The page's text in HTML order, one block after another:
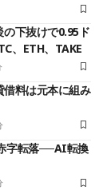
下抜けで0.95ド
、ETH、TAKE
料は元本に組み
字転落──AI転換